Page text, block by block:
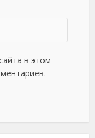
в этом